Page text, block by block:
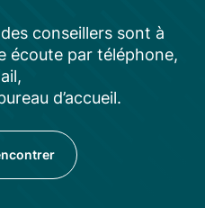
conseillers sont à
écoute par téléphone,
d’accueil.